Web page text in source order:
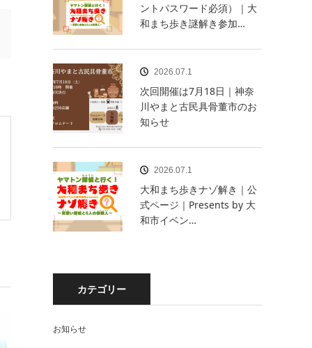
ントパスワード必須）｜大
和まち歩き謎解き参加…
2026.07.1
次回開催は7月18日｜神奈
川やまと古民具骨董市のお
知らせ
2026.07.1
大和まち歩きナゾ解き｜公
式ページ｜Presents by 大
和市イベン…
カテゴリー
お知らせ